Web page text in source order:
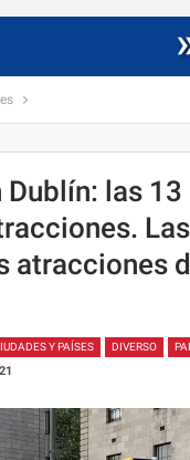
Dublín: las 13
atracciones
Y PAÍSES DIVERSO